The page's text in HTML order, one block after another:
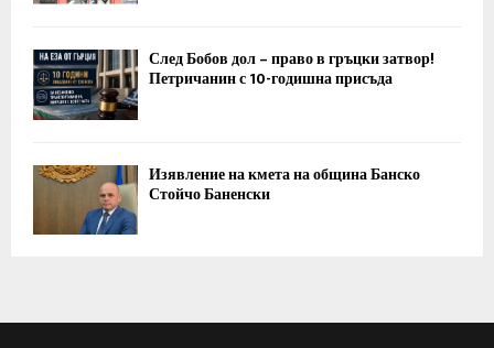
След Бобов дол – право в гръцки затвор!
Петричанин с 10-годишна присъда
Изявление на кмета на община Банско
Стойчо Баненски